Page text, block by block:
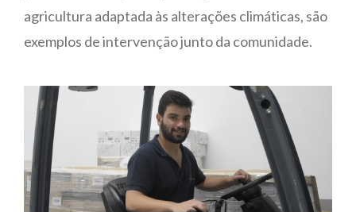
agricultura adaptada às alterações climáticas, são
exemplos de intervenção junto da comunidade.